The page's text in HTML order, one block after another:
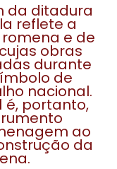
da ditadura
reflete a
e de
obras
durante
de
nacional.
é, portanto,
ao
da